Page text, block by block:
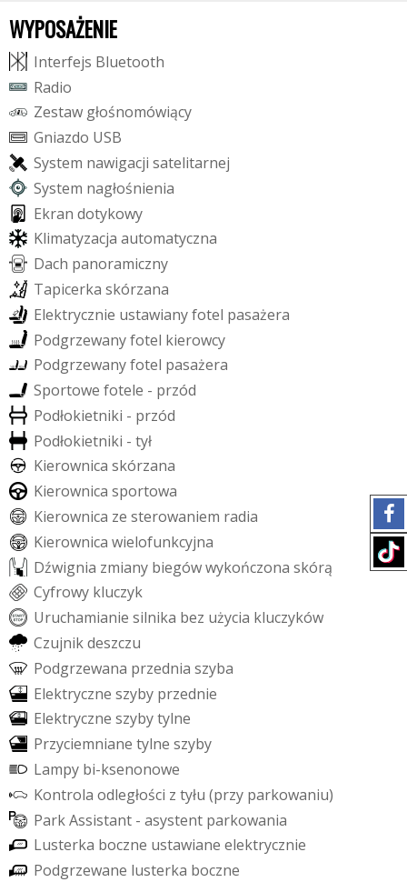
WYPOSAŻENIE
Interfejs Bluetooth
Radio
Zestaw głośnomówiący
Gniazdo USB
System nawigacji satelitarnej
System nagłośnienia
Ekran dotykowy
Klimatyzacja automatyczna
Dach panoramiczny
Tapicerka skórzana
Elektrycznie ustawianyfotel pasażera
Podgrzewanyfotel kierowcy
Podgrzewanyfotel pasażera
Sportowe fotele - przód
Podłokietniki - przód
Podłokietniki - tył
Kierownica skórzana
Kierownica sportowa
Kierownica ze sterowaniem radia
Kierownica wielofunkcyjna
Dźwignia zmiany biegówwykończona skórą
Cyfrowy kluczyk
Uruchamianie silnika bez użycia kluczyków
Czujnikdeszczu
Podgrzewana przednia szyba
Elektryczne szyby przednie
Elektryczne szybytylne
Przyciemniane tylne szyby
Lampy bi-ksenonowe
Kontrola odległości z tyłu (przy parkowaniu)
ParkAssistant - asystent parkowania
Lusterka boczne ustawiane elektrycznie
Podgrzewane lusterka boczne